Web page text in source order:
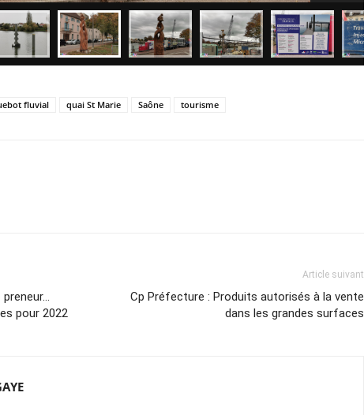
fluvial quai St Marie Saône tourisme
pour 2022
Article suivant
Cp Préfecture : Produits autorisés à la vente
dans les grandes surfaces